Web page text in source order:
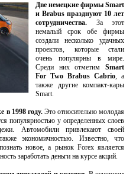
Две немецкие фирмы Smart
и Brabus празднуют 10 лет
сотрудничества. За этот
немалый срок обе фирмы
создали несколько удачных
проектов, которые стали
очень популярны в мире.
Среди них отметим Smart
For Two Brabus Cabrio, а
также другие компакт-кары
Smart.
в 1998 году. Это относительно молодая
популярностью у определенных слоев
Автомобили привлекают своей
экономичностью. Известно, что
новое, а рынок Forex является
заработать деньги на курсе акций.